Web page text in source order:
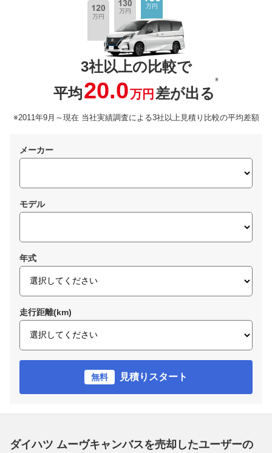
3社以上の比較で
平均20.0万円 差が出る
※
※2011年9月～現在 当社実績調査による3社以上見積り比較の平均差額
メーカー
モデル
年式
走行距離(km)
無料 見積りスタート
ダイハツ ムーヴキャンバスを売却したユーザーの